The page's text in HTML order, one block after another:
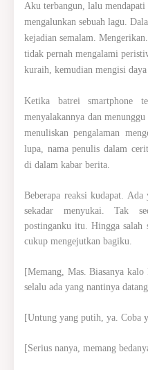
Aku terbangun, lalu mendapati
mengalunkan sebuah lagu.
kejadian semalam.
tidak pernah mengalami
kuraih, kemudian mengisi
Ketika batrei smartphone
menyalakannya dan
menuliskan pengalaman
lupa, nama penulis dalam
di dalam kabar berita.
Beberapa reaksi kudapat.
sekadar menyukai. Tak
postinganku itu. Hingga salah
cukup mengejutkan bagiku.
[Memang, Mas. Biasanya kalo
selalu ada yang nantinya
[Untung yang putih, ya. Coba
[Serius nanya, memang